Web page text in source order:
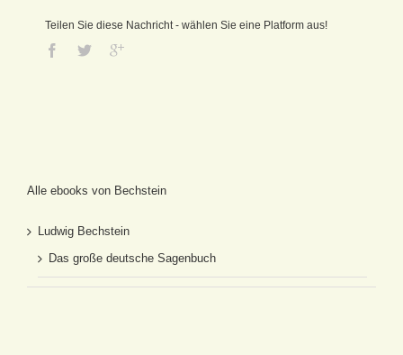
Teilen Sie diese Nachricht - wählen Sie eine Platform aus!
Alle ebooks von Bechstein
Ludwig Bechstein
Das große deutsche Sagenbuch